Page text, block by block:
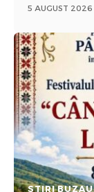
5 AUGUST 2026
STIRI BUZAU